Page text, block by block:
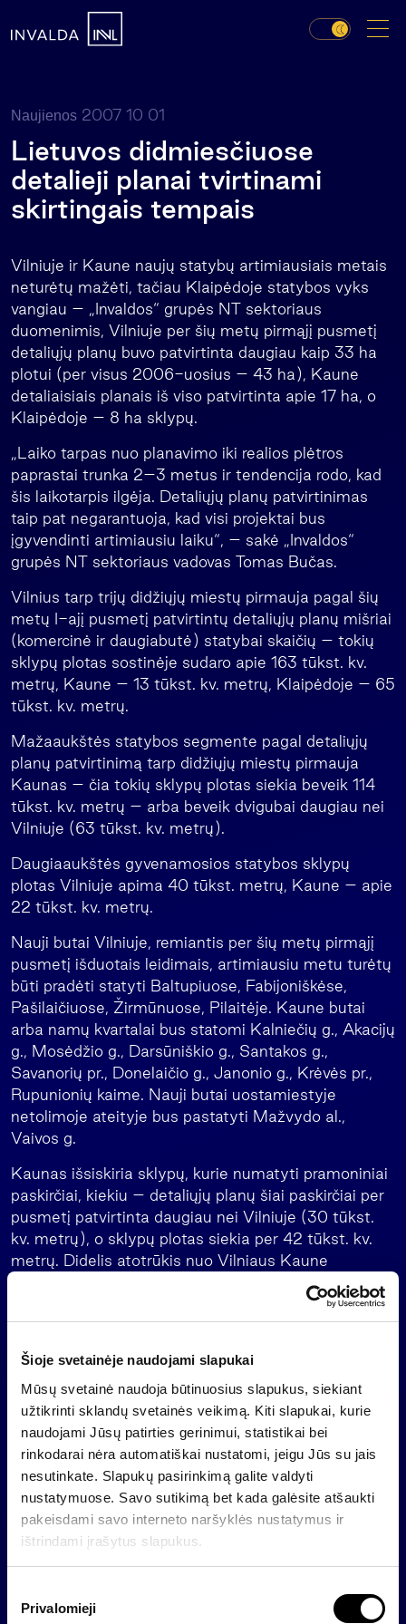
Šioje svetainėje naudojami slapukai
Mūsų svetainė naudoja būtinuosius slapukus, siekiant
užtikrinti sklandų svetainės veikimą. Kiti slapukai, kurie
naudojami Jūsų patirties gerinimui, statistikai bei
rinkodarai nėra automatiškai nustatomi, jeigu Jūs su jais
nesutinkate. Slapukų pasirinkimą galite valdyti
nustatymuose. Savo sutikimą bet kada galėsite atšaukti
pakeisdami savo interneto naršyklės nustatymus ir
ištrindami įrašytus slapukus.
Privalomieji
Naujienos 2007 10 01
Lietuvos didmiesčiuose
detalieji planai tvirtinami
skirtingais tempais
Vilniuje ir Kaune naujų statybų artimiausiais metais
neturėtų mažėti, tačiau Klaipėdoje statybos vyks
vangiau – „Invaldos“ grupės NT sektoriaus
duomenimis, Vilniuje per šių metų pirmąjį pusmetį
detaliųjų planų buvo patvirtinta daugiau kaip 33 ha
plotui (per visus 2006-uosius – 43 ha), Kaune
detaliaisiais planais iš viso patvirtinta apie 17 ha, o
Klaipėdoje – 8 ha sklypų.
„Laiko tarpas nuo planavimo iki realios plėtros
paprastai trunka 2–3 metus ir tendencija rodo, kad
šis laikotarpis ilgėja. Detaliųjų planų patvirtinimas
taip pat negarantuoja, kad visi projektai bus
įgyvendinti artimiausiu laiku“, – sakė „Invaldos“
grupės NT sektoriaus vadovas Tomas Bučas.
Vilnius tarp trijų didžiųjų miestų pirmauja pagal šių
metų I-ajį pusmetį patvirtintų detaliųjų planų mišriai
(komercinė ir daugiabutė) statybai skaičių – tokių
sklypų plotas sostinėje sudaro apie 163 tūkst. kv.
metrų, Kaune – 13 tūkst. kv. metrų, Klaipėdoje – 65
tūkst. kv. metrų.
Mažaaukštės statybos segmente pagal detaliųjų
planų patvirtinimą tarp didžiųjų miestų pirmauja
Kaunas – čia tokių sklypų plotas siekia beveik 114
tūkst. kv. metrų – arba beveik dvigubai daugiau nei
Vilniuje (63 tūkst. kv. metrų).
Daugiaaukštės gyvenamosios statybos sklypų
plotas Vilniuje apima 40 tūkst. metrų, Kaune – apie
22 tūkst. kv. metrų.
Nauji butai Vilniuje, remiantis per šių metų pirmąjį
pusmetį išduotais leidimais, artimiausiu metu turėtų
būti pradėti statyti Baltupiuose, Fabijoniškėse,
Pašilaičiuose, Žirmūnuose, Pilaitėje. Kaune butai
arba namų kvartalai bus statomi Kalniečių g., Akacijų
g., Mosėdžio g., Darsūniškio g., Santakos g.,
Savanorių pr., Donelaičio g., Janonio g., Krėvės pr.,
Rupunionių kaime. Nauji butai uostamiestyje
netolimoje ateityje bus pastatyti Mažvydo al.,
Vaivos g.
Kaunas išsiskiria sklypų, kurie numatyti pramoniniai
paskirčiai, kiekiu – detaliųjų planų šiai paskirčiai per
pusmetį patvirtinta daugiau nei Vilniuje (30 tūkst.
kv. metrų), o sklypų plotas siekia per 42 tūkst. kv.
metrų. Didelis atotrūkis nuo Vilniaus Kaune
pastebimas komercinės paskirties patalpų
segmente – čia per pirmąjį šių metų pusmetį
patvirtintas tik vienas komercinės paskirties
detalusis planas, kurio plotas sudaro 2 tūkst. kv.
metrų. Komercinei statybai Vilniuje numatytas 47
tūkst. kv. metrų sklypų plotas.
Klaipėdoje, skirtingai nei Vilniuje ir Kaune, per visą
2007-ųjų pirmąjį pusmetį buvo patvirtinti tik trys
detalieji planai. Dar keletas detaliųjų planų buvo
patvirtinti projektams prie jau esamų pastatų, tačiau
ten numatyta tik minimali plėtra. Pagal patvirtintus
detaliuosius planus komercinės paskirties sklypų
patvirtintų detaliųjų planų nebuvo užfiksuota.